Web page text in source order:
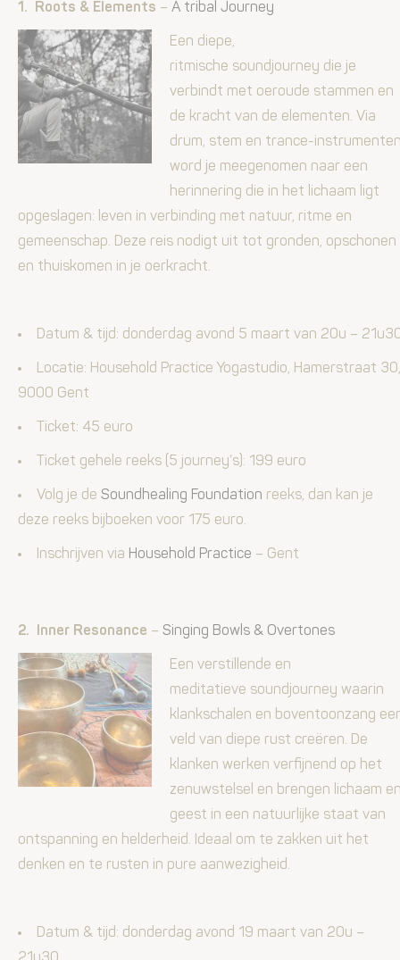
1. Roots & Elements – A tribal Journey
Een diepe,
ritmische soundjourney die je
verbindt met oeroude stammen en
de kracht van de elementen. Via
drum, stem en trance-
word je meegenomen naar een
herinnering die in het lichaam ligt
opgeslagen: leven in verbinding met natuur, ritme en
gemeenschap. Deze reis nodigt uit tot gronden, opschonen
en thuiskomen in je oerkracht.
Datum & tijd: donderdag­ avond 5 maart van 20u –
Locatie: Household Practice Yogastudio, Hamerstraat 30,
9000 Gent
Ticket: 45 euro
Ticket gehele reeks (5 journey’s): 199 euro
Volg je de Soundhealing Foundation reeks, dan kan je
deze reeks bijboeken voor 175 euro.
Inschrijven via Household Practice – Gent
2. Inner Resonance – Singing Bowls & Overtones
Een verstillende en
meditatieve soundjourney waarin
klankschalen en boventoonzang
veld van diepe rust creëren. De
klanken werken verfijnend op het
zenuwstelsel en brengen lichaam
geest in een natuurlijke staat van
ontspanning en helderheid. Ideaal om te zakken uit het
denken en te rusten in pure aanwezigheid.
Datum & tijd: donderdag­ avond 19 maart van 20u –